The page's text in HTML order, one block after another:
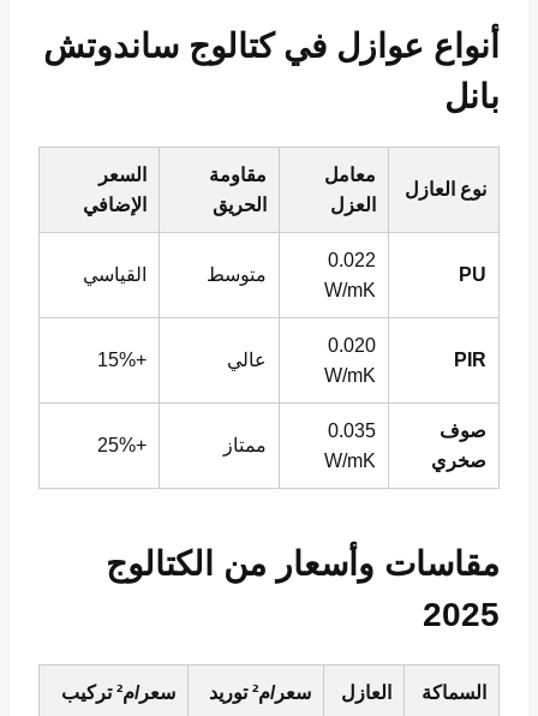
أنواع عوازل في كتالوج ساندوتش
بانل
نوع العازل
معامل
العزل
مقاومة
الحريق
السعر
الإضافي
PU
0.022
W/mK
متوسط القياسي
PIR
0.020
W/mK
عالي +15%
صوف
صخري
0.035
W/mK
ممتاز +25%
مقاسات وأسعار من الكتالوج
2025
السماكة العازل سعر/م² توريد سعر/م² تركيب